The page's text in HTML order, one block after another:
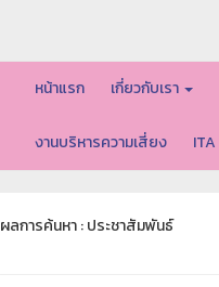
หน้าแรก เกี่ยวกับเรา
งานบริหารความเสี่ยง ITA
ผลการค้นหา : ประชาสัมพันธ์